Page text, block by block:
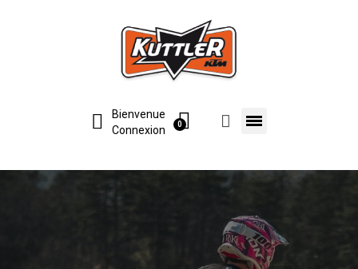
Bienvenue
Connexion